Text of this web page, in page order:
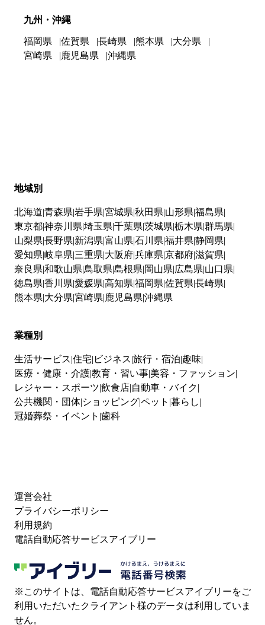
九州・沖縄
福岡県 佐賀県 長崎県 熊本県
大分県
宮崎県
鹿児島県 沖縄県
地域別
北海道 青森県 岩手県 宮城県 秋田県 山形県 福島県
東京都神奈川県 埼玉県 千葉県 茨城県 栃木県 群馬県
山梨県 長野県 新潟県 富山県 石川県 福井県 静岡県
愛知県 岐阜県 三重県 大阪府兵庫県 京都府滋賀県
奈良県 和歌山県 鳥取県 島根県 岡山県 広島県 山口県
徳島県 香川県 愛媛県 高知県 福岡県 佐賀県 長崎県
熊本県 大分県 宮崎県 鹿児島県 沖縄県
業種別
生活サービス 住宅 ビジネス 旅行・宿泊 趣味
医療・健康・介護教育・習い事 美容・ファッション
レジャー・スポーツ 飲食店 自動車・バイク
公共機関・団体 ショッピングペット 暮らし
冠婚葬祭・イベント 歯科
運営会社
プライバシーポリシー
利用規約
電話自動応答サービスアイブリー
※このサイトは、電話自動応答サービスアイブリーをご
利用いただいたクライアント様のデータは利用していま
せん。